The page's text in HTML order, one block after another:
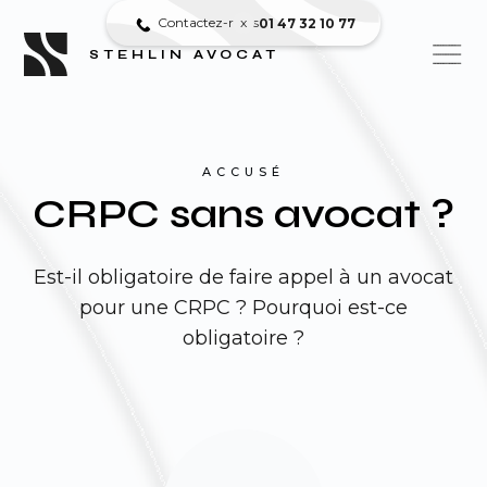
STEHLIN AVOCAT
Contactez-nous
x 01 47 32 10 77
ACCUSÉ
CRPC sans avocat​ ?
Est-il obligatoire de faire appel à un avocat
pour une CRPC ? Pourquoi est-ce
obligatoire ?